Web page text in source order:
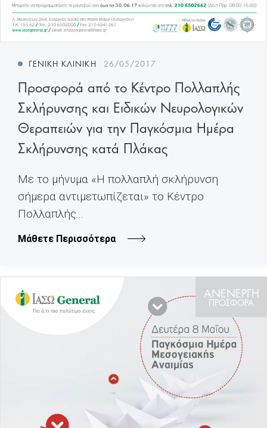
ΓΕΝΙΚΉ ΚΛΙΝΙΚΉ 26/05/2017
Προσφορά από το Κέντρο Πολλαπλής
Σκλήρυνσης και Ειδικών Νευρολογικών
Θεραπειών για την Παγκόσμια Ημέρα
Σκλήρυνσης κατά Πλάκας
Mε το μήνυμα «Η πολλαπλή σκλήρυνση
σήμερα αντιμετωπίζεται» το Κέντρο
Πολλαπλής...
Μάθετε Περισσότερα
ΑΝΕΝΕΡΓΗ
ΠΡΟΣΦΟΡΑ